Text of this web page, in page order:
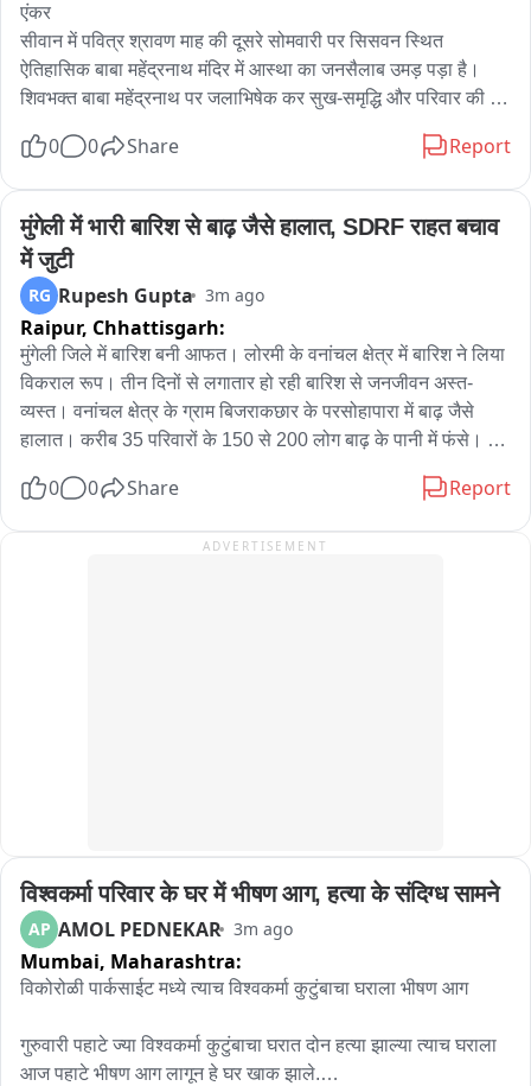
एसपी ने बिना वक्त गंवाए खुद घायल युवक के पास पहुंचकर उसका हाल
जाना  और मानवता की मिसाल पेश करते हुए अपनी एस्कॉर्ट गाड़ी  से घायल
हरिओम को  तुरंत त्वरित इलाज के लिए घायल युवक को राजकीय मेडिकल
चिकित्सकों के अनुसार  सही समय इलाज मिलने से घायल युवक की हालत
पूरी तरह सामान्य और स्थिर है।
एसपी जालौन की इस त्वरित कार्यवाही और मानवता की स्थानीय लोगों ने
जमकर सराहना की।
एंकर
सीवान में पवित्र श्रावण माह की दूसरे सोमवारी पर सिसवन स्थित
ऐतिहासिक बाबा महेंद्रनाथ मंदिर में आस्था का जनसैलाब उमड़ पड़ा है।
शिवभक्त बाबा महेंद्रनाथ पर जलाभिषेक कर सुख-समृद्धि और परिवार की
हर-हर महादेव व बोल बम के जयघोष से गुंज रहा है।सुरक्षा को लेकर
जलाभिषेक कराने में जुटे हुए है। मंदिर परिसर में बैरिकेडिंग, पेयजल,
चिकित्सा सहायता, शौचालय तथा अन्य मूलभूत सुविधाओं की भी व्यवस्था की
गई है。
0 0 Share Report
मुंगेली में भारी बारिश से बाढ़ जैसे हालात, SDRF राहत बचाव
में जुटी
RG Rupesh Gupta 3m ago
Raipur, Chhattisgarh:
मुंगेली जिले में बारिश बनी आफत। लोरमी के वनांचल क्षेत्र में बारिश ने लिया
विकराल रूप। तीन दिनों से लगातार हो रही बारिश से जनजीवन अस्त-
व्यस्त। वनांचल क्षेत्र के ग्राम बिजराकछार के परसोहापारा में बाढ़ जैसे
हालात। करीब 35 परिवारों के 150 से 200 लोग बाढ़ के पानी में फंसे।
प्रशासन ने संभाला मोर्चा। SDRF की टीम मौके पर पहुंची, राहत एवं बचाव
सुरक्षित निकालने की कवायद जारी। वनांचल क्षेत्र में बारिश के चलते कई
0 0 Share Report
ADVERTISEMENT
विश्वकर्मा परिवार के घर में भीषण आग, हत्या के संदिग्ध सामने
AP AMOL PEDNEKAR 3m ago
Mumbai, Maharashtra:
विकोरोळी पार्कसाईट मध्ये त्याच विश्वकर्मा कुटुंबाचा घराला भीषण आग
गुरुवारी पहाटे ज्या विश्वकर्मा कुटुंबाचा घरात दोन हत्या झाल्या त्याच घराला
आज पहाटे भीषण आग लागून हे घर खाक झाले.